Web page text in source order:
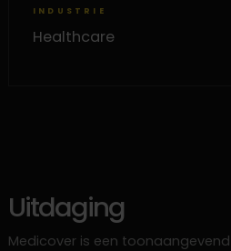
INDUSTRIE
Healthcare
Uitdaging
Medicover is een